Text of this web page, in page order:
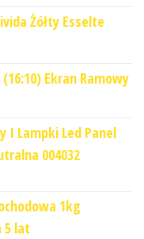
Żółty Esselte
Ekran Ramowy
I Lampki Led Panel
004032
1kg
5 lat